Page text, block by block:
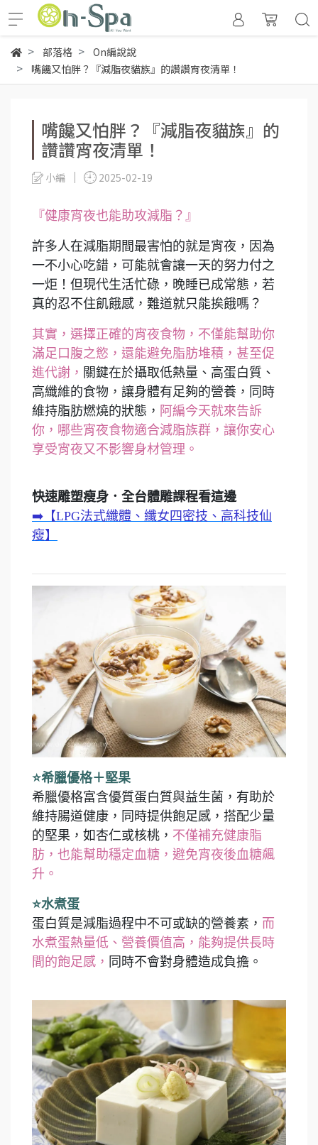
部落格
On編說說
嘴饞又怕胖？『減脂夜貓族』的讚讚宵夜清單！
嘴饞又怕胖？『減脂夜貓族』的
讚讚宵夜清單！
小編 2025-02-19
『健康宵夜也能助攻減脂？』
許多人在減脂期間最害怕的就是宵夜，因為
一不小心吃錯，可能就會讓一天的努力付之
一炬！但現代生活忙碌，晚睡已成常態，若
真的忍不住飢餓感，難道就只能挨餓嗎？
其實，選擇正確的宵夜食物，不僅能幫助你
滿足口腹之慾，還能避免脂肪堆積，甚至促
進代謝， 關鍵在於攝取低熱量、高蛋白質、
高纖維的食物，讓身體有足夠的營養，同時
維持脂肪燃燒的狀態， 阿編今天就來告訴
你，哪些宵夜食物適合減脂族群，讓你安心
享受宵夜又不影響身材管理。
快速雕塑瘦身．全台體雕課程看這邊
➡️【LPG法式纖體、纖女四密技、高科技仙
瘦】
⭐希臘優格＋堅果
希臘優格富含優質蛋白質與益生菌，有助於
維持腸道健康，同時提供飽足感，搭配少量
的堅果，如杏仁或核桃， 不僅補充健康脂
肪，也能幫助穩定血糖，避免宵夜後血糖飆
升。
⭐水煮蛋
蛋白質是減脂過程中不可或缺的營養素， 而
水煮蛋熱量低、營養價值高，能夠提供長時
間的飽足感， 同時不會對身體造成負擔。